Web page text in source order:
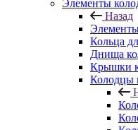
Элементы
Назад
Кольца
Днища
Крышки
Колодцы